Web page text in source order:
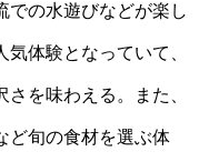
での水遊びなどが楽し
体験となっていて、
を味わえる。また、
ど旬の食材を選ぶ体